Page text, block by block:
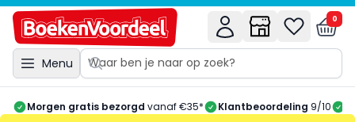
Menu
0
Morgen gratis bezorgd vanaf €35* Klantbeoordeling 9/10